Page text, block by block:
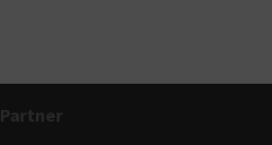
Partner